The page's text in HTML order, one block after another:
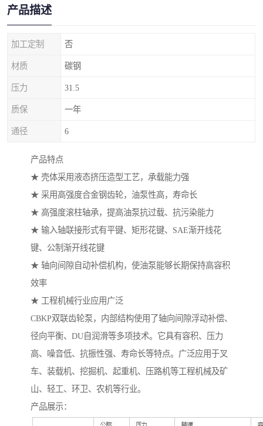
产品描述
加工定制 否
材质 碳钢
压力 31.5
质保 一年
通径 6
产品特点
★ 壳体采用液态挤压造型工艺，承载能力强
★ 采用高强度合金钢齿轮，油泵性高，寿命长
★ 高强度滚柱轴承，提高油泵抗过载、抗污染能力
★ 输入轴联接形式有平键、矩形花键、SAE渐开线花
键、公制渐开线花键
★ 轴向间隙自动补偿机构，使油泵能够长期保持高容积
效率
★ 工程机械行业应用广泛
CBKP双联齿轮泵，内部结构使用了轴向间隙浮动补偿、
径向平衡、DU自润滑等多项技术。它具有容积、压力
高、噪音低、抗振性强、寿命长等特点。广泛应用于叉
车、装载机、挖掘机、起重机、压路机等工程机械及矿
山、轻工、环卫、农机等行业。
产品展示：